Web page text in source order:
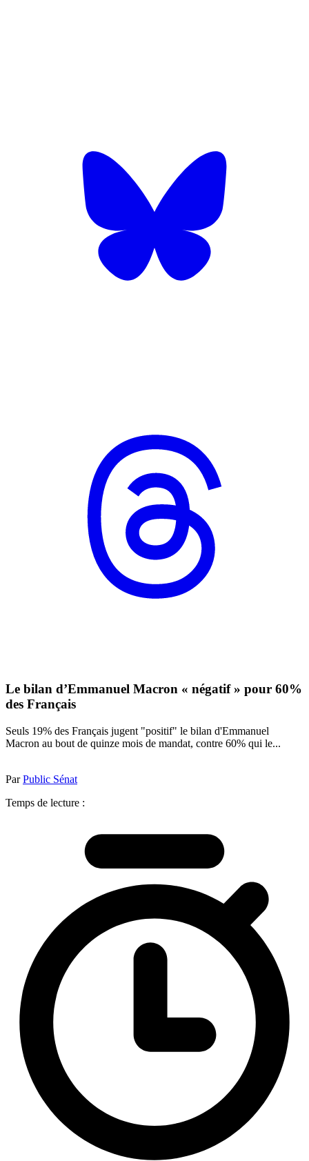
Le bilan d’Emmanuel Macron « négatif » pour 60%
des Français
Seuls 19% des Français jugent "positif" le bilan d'Emmanuel
Macron au bout de quinze mois de mandat, contre 60% qui le...
ParPublic Sénat
Temps de lecture :